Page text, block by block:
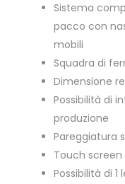
Sistema
pacco con
mobili
Squadra di
Dimensione
Possibilità di
produzione
Pareggiatura
Touch
Possibilità di